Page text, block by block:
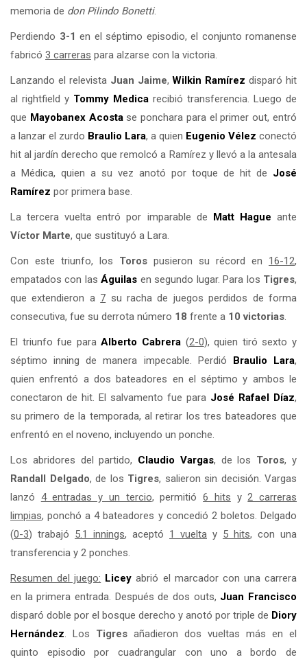
memoria de don Pilindo Bonetti.
Perdiendo 3-1 en el séptimo episodio, el conjunto romanense
fabricó 3 carreras para alzarse con la victoria.
Lanzando el relevista Juan Jaime,Wilkin Ramírez disparó hit
al rightfield y Tommy Medica recibió transferencia. Luego de
que Mayobanex Acostase ponchara para el primer out, entró
a lanzar el zurdo Braulio Lara, a quien Eugenio Vélez conectó
hit al jardín derecho que remolcó a Ramírez y llevó a la antesala
a Médica, quien a su vez anotó por toque de hit de José
Ramírez por primera base.
La tercera vuelta entró por imparable de Matt Hague ante
Víctor Marte, que sustituyó a Lara.
Con este triunfo, los Toros pusieron su récord en 16-12,
empatados con lasÁguilas en segundo lugar. Para los Tigres,
que extendieron a 7 su racha de juegos perdidos de forma
consecutiva, fue su derrota número 18 frente a 10 victorias.
El triunfo fue paraAlberto Cabrera (2-0), quien tiró sexto y
séptimo inning de manera impecable. Perdió Braulio Lara,
quien enfrentó a dos bateadores en el séptimo y ambos le
conectaron de hit. El salvamento fue para José Rafael Díaz,
su primero de la temporada, al retirar los tres bateadores que
enfrentó en el noveno, incluyendo un ponche.
Los abridores del partido, Claudio Vargas, de los Toros, y
Randall Delgado, de los Tigres, salieron sin decisión. Vargas
lanzó 4 entradas y un tercio, permitió6 hits y2 carreras
limpias, ponchó a 4 bateadores y concedió 2 boletos. Delgado
(0-3) trabajó 5.1 innings, aceptó 1 vuelta y 5 hits, con una
transferencia y 2 ponches.
Resumen del juego: Licey abrió el marcador con una carrera
en la primera entrada. Después de dos outs, Juan Francisco
disparó doble por el bosque derecho y anotó por triple de Diory
Hernández. Los Tigres añadieron dos vueltas más en el
quinto episodio por cuadrangular con uno a bordo de